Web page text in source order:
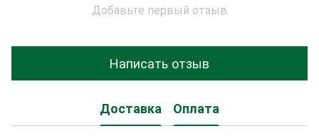
Добавьте первый отзыв
Написать отзыв
Доставка Оплата